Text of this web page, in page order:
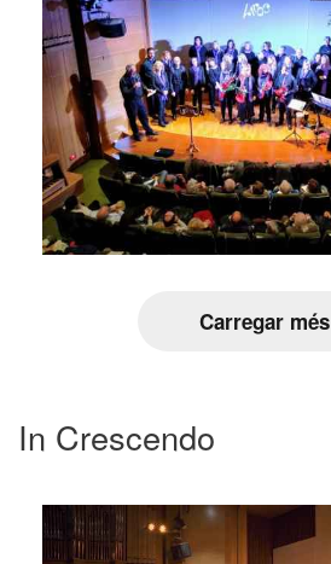
Carregar més
In Crescendo